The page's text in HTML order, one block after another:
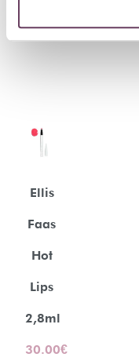
Ellis
Faas
Hot
Lips
2,8ml
30.00€